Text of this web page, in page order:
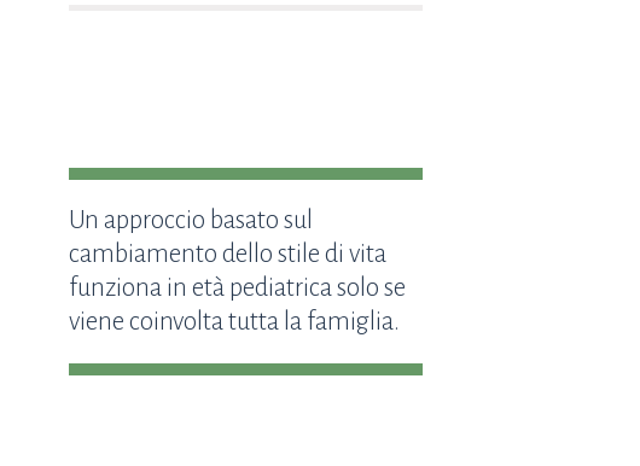
Un approccio basato sul
cambiamento dello stile di vita
funziona in età pediatrica solo se
viene coinvolta tutta la famiglia.